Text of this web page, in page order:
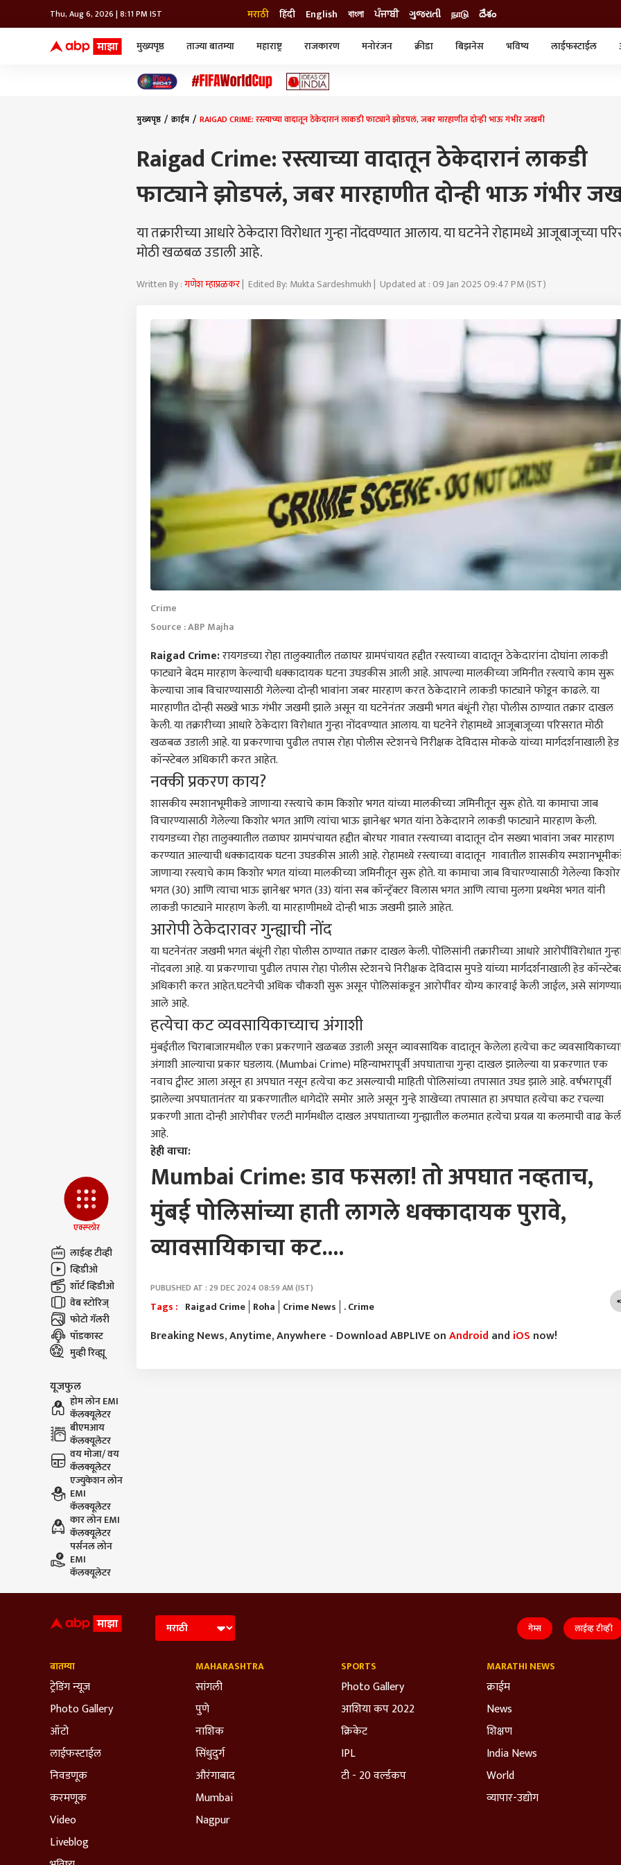
Thu, Aug 6, 2026 | 8:11 PM IST मराठी हिंदी English বাংলা ਪੰਜਾਬੀ ગુજરાતી நாடு దేశం
मुख्यपृष्ठ ताज्या बातम्या महाराष्ट्र राजकारण मनोरंजन क्रीडा बिझनेस भविष्य लाईफस्टाईल
एक्स्प्लोर
लाईव्ह टीव्ही
व्हिडीओ
शॉर्ट व्हिडीओ
वेब स्टोरिज्
फोटो गॅलरी
पॉडकास्ट
मुव्ही रिव्ह्यू
यूजफुल
होम लोन EMI
कॅलक्यूलेटर
बीएमआय
कॅलक्यूलेटर
वय मोजा/ वय
कॅलक्यूलेटर
एज्युकेशन लोन
EMI
कॅलक्यूलेटर
कार लोन EMI
कॅलक्यूलेटर
पर्सनल लोन
EMI
कॅलक्यूलेटर
मुख्यपृष्ठ क्राईम RAIGAD CRIME: रस्त्याच्या वादातून ठेकेदारानं लाकडी फाट्याने झोडपलं, जबर मारहाणीत दोन्ही भाऊ गंभीर जखमी
Raigad Crime: रस्त्याच्या वादातून ठेकेदारानं लाकडी
फाट्याने झोडपलं, जबर मारहाणीत दोन्ही भाऊ गंभीर
या तक्रारीच्या आधारे ठेकेदारा विरोधात गुन्हा नोंदवण्यात आलाय. या घटनेने रोहामध्ये आजूबाजूच्या
मोठी खळबळ उडाली आहे.
Written By :गणेश म्हाप्रळकर| Edited By: Mukta Sardeshmukh | Updated at : 09 Jan 2025 09:47 PM (IST)
Crime
Source : ABP Majha
Raigad Crime:रायगडच्या रोहा तालुक्यातील तळाघर ग्रामपंचायत हद्दीत रस्त्याच्या वादातून ठेकेदारांना दोघांना लाकडी
फाट्याने बेदम मारहाण केल्याची धक्कादायक घटना उघडकीस आली आहे. आपल्या मालकीच्या जमिनीत रस्त्याचे काम सुरू
केल्याचा जाब विचारण्यासाठी गेलेल्या दोन्ही भावांना जबर मारहाण करत ठेकेदाराने लाकडी फाट्याने फोडून काढले. या
मारहाणीत दोन्ही सख्खे भाऊ गंभीर जखमी झाले असून या घटनेनंतर जखमी भगत बंधूंनी रोहा पोलीस ठाण्यात तक्रार दाखल
केली. या तक्रारीच्या आधारे ठेकेदारा विरोधात गुन्हा नोंदवण्यात आलाय. या घटनेने रोहामध्ये आजूबाजूच्या परिसरात मोठी
खळबळ उडाली आहे. या प्रकरणाचा पुढील तपास रोहा पोलीस स्टेशनचे निरीक्षक देविदास मोकळे यांच्या मार्गदर्शनाखाली हेड
कॉन्स्टेबल अधिकारी करत आहेत.
नक्की प्रकरण काय?
शासकीय स्मशानभूमीकडे जाणाऱ्या रस्त्याचे काम किशोर भगत यांच्या मालकीच्या जमिनीतून सुरू होते. या कामाचा जाब
विचारण्यासाठी गेलेल्या किशोर भगत आणि त्यांचा भाऊ ज्ञानेश्वर भगत यांना ठेकेदाराने लाकडी फाट्याने मारहाण केली.
रायगडच्या रोहा तालुक्यातील तळाघर ग्रामपंचायत हद्दीत बोरघर गावात रस्त्याच्या वादातून दोन सख्या भावांना जबर मारहाण
करण्यात आल्याची धक्कादायक घटना उघडकीस आली आहे. रोहामध्ये रस्त्याच्या वादातून गावातील शासकीय
जाणाऱ्या रस्त्याचे काम किशोर भगत यांच्या मालकीच्या जमिनीतून सुरू होते. या कामाचा जाब विचारण्यासाठी गेलेल्या किशोर
भगत (30) आणि त्याचा भाऊ ज्ञानेश्वर भगत (33) यांना सब कॉन्ट्रॅक्टर विलास भगत आणि त्याचा मुलगा प्रथमेश भगत यांनी
लाकडी फाट्याने मारहाण केली. या मारहाणीमध्ये दोन्ही भाऊ जखमी झाले आहेत.
आरोपी ठेकेदारावर गुन्ह्याची नोंद
या घटनेनंतर जखमी भगत बंधूंनी रोहा पोलीस ठाण्यात तक्रार दाखल केली. पोलिसांनी तक्रारीच्या आधारे आरोपींविरोधात
नोंदवला आहे. या प्रकरणाचा पुढील तपास रोहा पोलीस स्टेशनचे निरीक्षक देविदास मुपडे यांच्या मार्गदर्शनाखाली हेड
अधिकारी करत आहेत.घटनेची अधिक चौकशी सुरू असून पोलिसांकडून आरोपींवर योग्य कारवाई केली जाईल, असे
आले आहे.
हत्येचा कट व्यवसायिकाच्याच अंगाशी
मुंबईतील चिराबाजारमधील एका प्रकरणाने खळबळ उडाली असून व्यावसायिक वादातून केलेला हत्येचा कट
अंगाशी आल्याचा प्रकार घडलाय. (Mumbai Crime) महिन्याभरापूर्वी अपघाताचा गुन्हा दाखल झालेल्या या प्रकरणात एक
नवाच ट्वीस्ट आला असून हा अपघात नसून हत्येचा कट असल्याची माहिती पोलिसांच्या तपासात उघड झाले आहे. वर्षभरापूर्वी
झालेल्या अपघातानंतर या प्रकरणातील धागेदोरे समोर आले असून गुन्हे शाखेच्या तपासात हा अपघात हत्येचा कट रचल्या
प्रकरणी आता दोन्ही आरोपीवर एलटी मार्गमधील दाखल अपघाताच्या गुन्ह्यातील कलमात हत्येचा प्रयत्न या कलमाची वाढ
आहे.
हेही वाचा:
Mumbai Crime: डाव फसला! तो अपघात नव्हताच,
मुंबई पोलिसांच्या हाती लागले धक्कादायक पुरावे,
व्यावसायिकाचा कट....
PUBLISHED AT : 29 DEC 2024 08:59 AM (IST)
Tags : Raigad Crime Roha Crime News . Crime
Breaking News, Anytime, Anywhere - Download ABPLIVE onAndroid and iOS now!
हॅलो गेस्ट
आमच्यासोबत जाहिरात करा
प्रायव्हसी पॉलिसी
संपर्क साधा
करिअर
फीडबॅक
आमच्याबद्दल
पर्सनल कॉर्नर
टॉप आर्टिकल टॉप रील्स
राजकारण
ABP माझा टॉप 10 हेडलाईन्स
| 04 ऑगस्ट 2026 |
मंगळवार
तीन वर्षांनी तपास, प्रवाशाला
मिळालं 271 ग्रॅम सोनं
वाहनांवरील दंडात्मक कारवाई
ला स्थगिती द्या !
तरणाबांड मुलगा जिवानीशी
धमकी
'पाणी तिथे पोहोचलं पाहिजे...'
वक्तव्य; हायकोर्टाचा मोठा
आदेश
एअर इंडियाचे विमान थांबले,
थरारक प्रसंग
गेम्स लाईव्ह टीव्ही
बातम्या
ट्रेडिंग न्यूज
Photo Gallery
ऑटो
लाईफस्टाईल
निवडणूक
करमणूक
Video
Liveblog
MAHARASHTRA
सांगली
पुणे
नाशिक
सिंधुदुर्ग
औरंगाबाद
Mumbai
Nagpur
SPORTS
Photo Gallery
आशिया कप 2022
क्रिकेट
IPL
टी - 20 वर्ल्डकप
MARATHI NEWS
क्राईम
News
शिक्षण
India News
World
व्यापार-उद्योग